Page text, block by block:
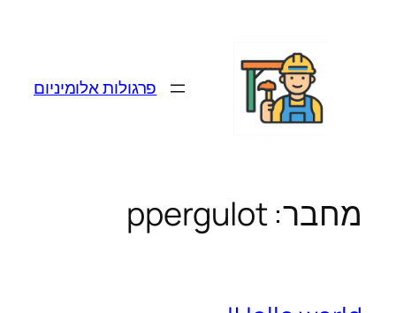
פרגולות אלומיניום
מחבר:ppergulot